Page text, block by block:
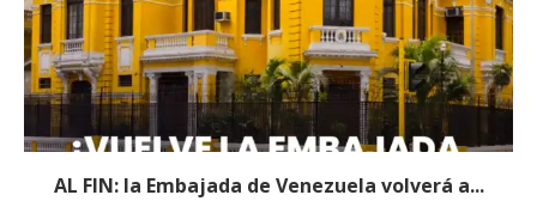
AL FIN: la Embajada de Venezuela volverá a...